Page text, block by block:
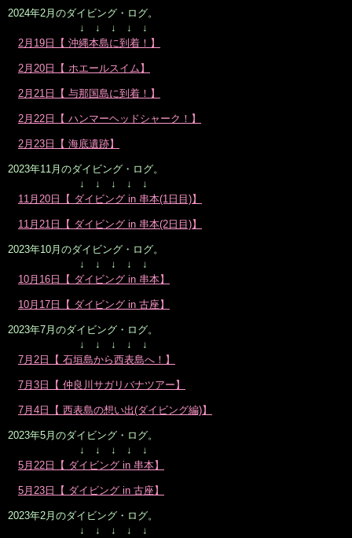
2024年2月のダイビング・ログ。
↓ ↓ ↓ ↓ ↓
2月19日【 沖縄本島に到着！】
2月20日【 ホエールスイム】
2月21日【 与那国島に到着！】
2月22日【 ハンマーヘッドシャーク！】
2月23日【 海底遺跡】
2023年11月のダイビング・ログ。
↓ ↓ ↓ ↓ ↓
11月20日【 ダイビング in 串本(1日目)】
11月21日【 ダイビング in 串本(2日目)】
2023年10月のダイビング・ログ。
↓ ↓ ↓ ↓ ↓
10月16日【 ダイビング in 串本】
10月17日【 ダイビング in 古座】
2023年7月のダイビング・ログ。
↓ ↓ ↓ ↓ ↓
7月2日【 石垣島から西表島へ！】
7月3日【 仲良川サガリバナツアー】
7月4日【 西表島の想い出(ダイビング編)】
2023年5月のダイビング・ログ。
↓ ↓ ↓ ↓ ↓
5月22日【 ダイビング in 串本】
5月23日【 ダイビング in 古座】
2023年2月のダイビング・ログ。
↓ ↓ ↓ ↓ ↓